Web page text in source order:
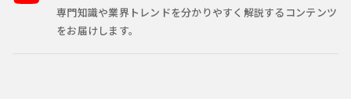
専門知識や業界トレンドを分かりやすく解説するコンテンツ
をお届けします。